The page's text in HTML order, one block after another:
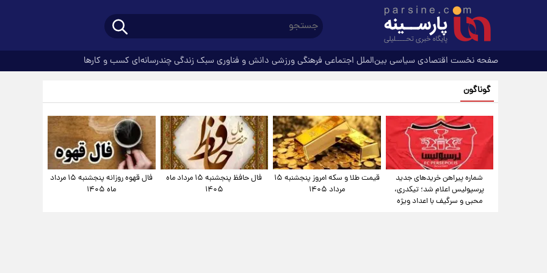
صفحه نخست اقتصادی سیاسی بین‌الملل اجتماعی فرهنگیورزشی دانش و فناوری سبک زندگیچندرسانه‌ای کسب و کارها
گوناگون
شماره پیراهن خریدهای جدید
پرسپولیس اعلام شد؛ تیکدری،
محبی و سرگیف با اعداد ویژه
قیمت طلا و سکه امروز پنجشنبه ۱۵
مرداد ۱۴۰۵
فال حافظ پنجشنبه ۱۵ مرداد ماه
۱۴۰۵
فال قهوه روزانه پنجشنبه ۱۵ مرداد
ماه ۱۴۰۵